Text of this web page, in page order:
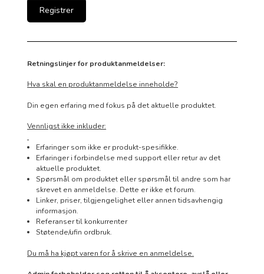
Retningslinjer for produktanmeldelser:
Hva skal en produktanmeldelse inneholde?
Din egen erfaring med fokus på det aktuelle produktet.
Vennligst ikke inkluder:
Erfaringer som ikke er produkt-spesifikke.
Erfaringer i forbindelse med support eller retur av det
aktuelle produktet.
Spørsmål om produktet eller spørsmål til andre som har
skrevet en anmeldelse. Dette er ikke et forum.
Linker, priser, tilgjengelighet eller annen tidsavhengig
informasjon.
Referanser til konkurrenter
Støtende/ufin ordbruk.
Du må ha kjøpt varen for å skrive en anmeldelse.